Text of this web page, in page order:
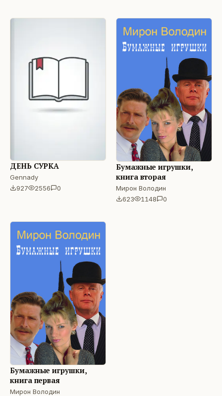
ДЕНЬ СУРКА
Gennady
927
2556 0
Бумажные игрушки,
книга вторая
Мирон Володин
623
1148 0
Бумажные игрушки,
книга первая
Мирон Володин